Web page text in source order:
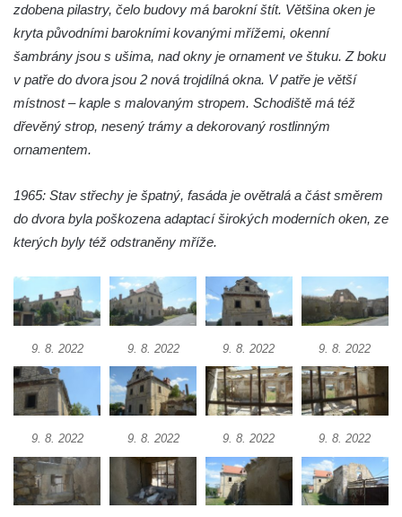
Městské divadlo Chomutov
Ludwig Breitfeld, výroba prýmků – dnes
Pivovar Chalupník v Perštejně
Spořitelna v Turnově
Hostinec ve Svojkově
Hotel Cristal v Železném Brodě
Spořitelna a muzeum v Železném Brodě
Dům čp. 2 v Semilech (sídlo Muzea a
Pojizerské galerie)
Obecní dům v Semilech
Pila U Lišáka u Rabštejna nad Střelou
Bývalá fara v Pražské ulici v Bochově
Fuchsova vila v České Kamenici
Robert Fuchs, papírna v České Kamenici
zdobena pilastry, čelo budovy má barokní štít. Většina oken je
kryta původními barokními kovanými mřížemi, okenní
šambrány jsou s ušima, nad okny je ornament ve štuku. Z boku
v patře do dvora jsou 2 nová trojdílná okna. V patře je větší
místnost – kaple s malovaným stropem. Schodiště má též
dřevěný strop, nesený trámy a dekorovaný rostlinným
ornamentem.
1965: Stav střechy je špatný, fasáda je ovětralá a část směrem
do dvora byla poškozena adaptací širokých moderních oken, ze
kterých byly též odstraněny mříže.
9. 8. 2022 9. 8. 2022 9. 8. 2022 9. 8. 2022
9. 8. 2022 9. 8. 2022 9. 8. 2022 9. 8. 2022